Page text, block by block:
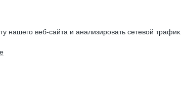
веб-сайта и анализировать сетевой трафик.